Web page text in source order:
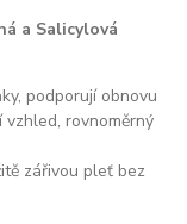
a Salicylová
podporují obnovu
rovnoměrný
zářivou pleť bez